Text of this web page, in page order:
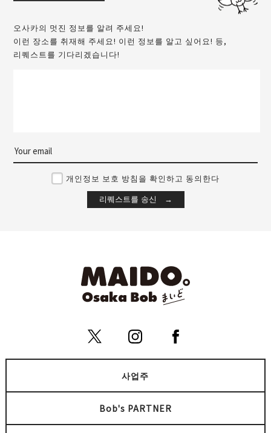
오사카의 멋진 정보를 알려 주세요!
이런 장소를 취재해 주세요! 이런 정보를 알고 싶어요! 등,
리퀘스트를 기다리겠습니다!
개인정보 보호 방침을 확인하고 동의한다
사업주
Bob's PARTNER